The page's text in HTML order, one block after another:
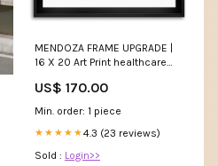
MENDOZA FRAME UPGRADE |
16 X 20 Art Print healthcare
US$ 170.00
Min. order: 1 piece
★★★★★4.3 (23 reviews)
Sold : Login>>